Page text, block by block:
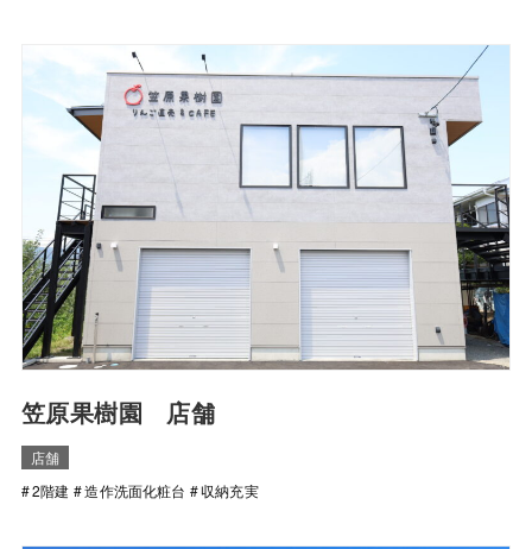
笠原果樹園 店舗
店舗
2階建
造作洗面化粧台 収納充実